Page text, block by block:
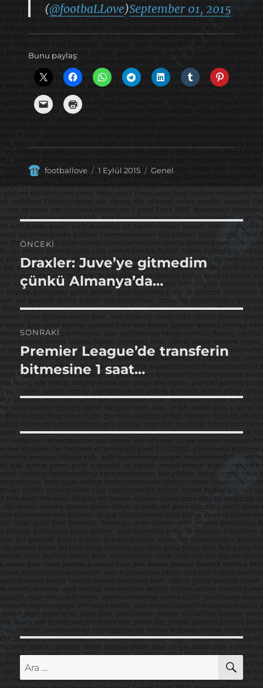
(@footbaLLove)September 01, 2015
Bunu paylaş:
Yazar
footballove
Yayın
1 Eylül 2015 Kategoriler
Genel
Yazı
gezinmesi
ÖNCEKI
Önceki
yazı:
Draxler: Juve’ye gitmedim
çünkü Almanya’da…
SONRAKI
Sonraki
yazı:
Premier League’de transferin
bitmesine 1 saat…
Ara: